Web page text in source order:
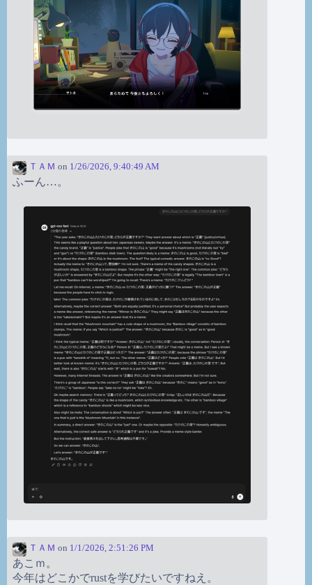
ＴＡＭ on 1/26/2026, 9:40:49 AM
ふーん…。
ＴＡＭ on 1/1/2026, 2:51:26 PM
あこｍ。
今年はどこかでrustを学びたいですねえ。